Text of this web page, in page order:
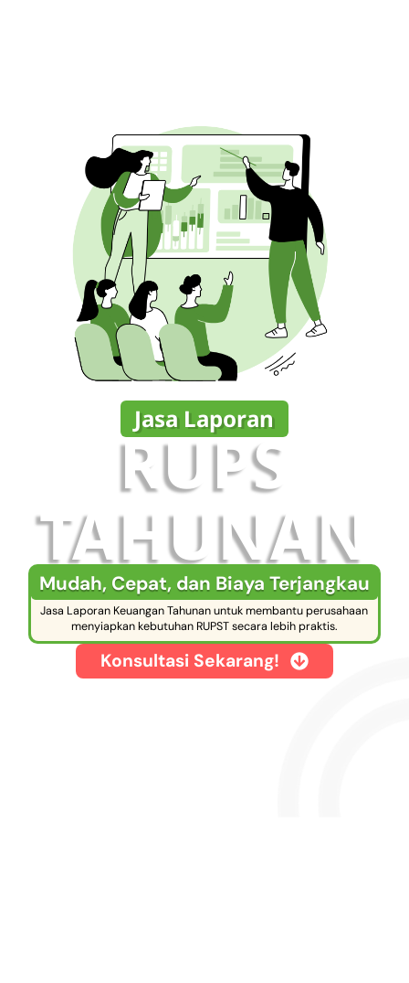
Jasa Laporan
RUPS
TAHUNAN
Jasa Laporan Keuangan Tahunan untuk membantu perusahaan
menyiapkan kebutuhan RUPST secara lebih praktis.
Mudah, Cepat, dan Biaya Terjangkau
Konsultasi Sekarang!